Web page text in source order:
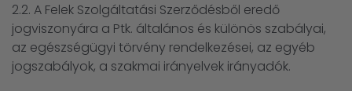
2.2. A Felek Szolgáltatási Szerződésből eredő
jogviszonyára a Ptk. általános és különös szabályai,
az egészségügyi törvény rendelkezései, az egyéb
jogszabályok, a szakmai irányelvek irányadók.